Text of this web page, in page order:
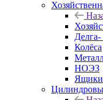
Колёса
НОЭЗ
Ящики